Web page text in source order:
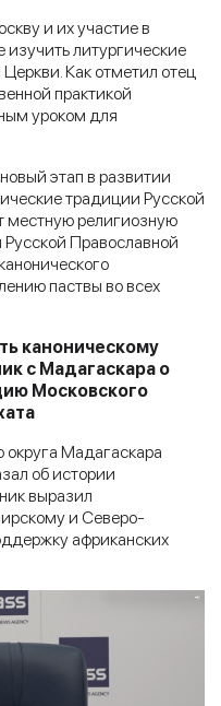
и их участие в
изучить литургические
Как отметил отец
практикой
уроком для
этап в развитии
традиции Русской
местную религиозную
Православной
паствы во всех
каноническому
с Мадагаскара о
Московского
Мадагаскара
об истории
выразил
и Северо-
африканских